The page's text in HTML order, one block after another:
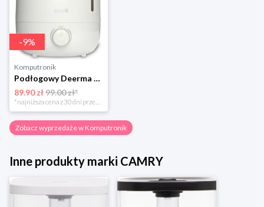
-9%
Komputronik
Podłogowy Deerma F500
89.90 zł99.00 zł*
Zobacz wyprzedaże w Komputronik
Inne produkty marki CAMRY